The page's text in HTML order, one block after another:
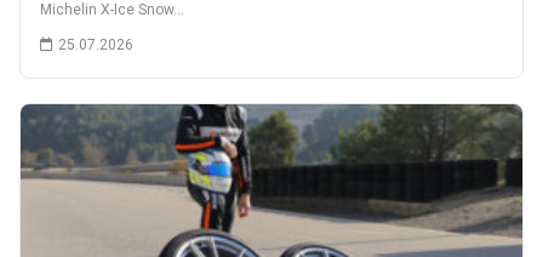
Michelin X-Ice Snow…
25.07.2026